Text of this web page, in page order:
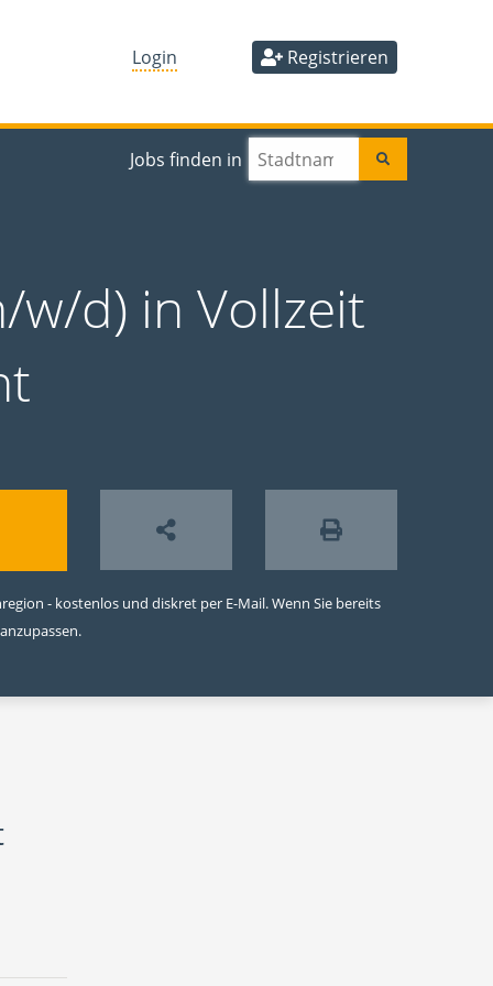
Login Registrieren
Jobs finden in
w/d) in Vollzeit
- kostenlos und diskret per E-Mail. Wenn Sie bereits